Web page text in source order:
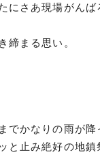
にさあ現場がん
締まる思い。
でかなりの雨が降
と止み絶好の地鎮